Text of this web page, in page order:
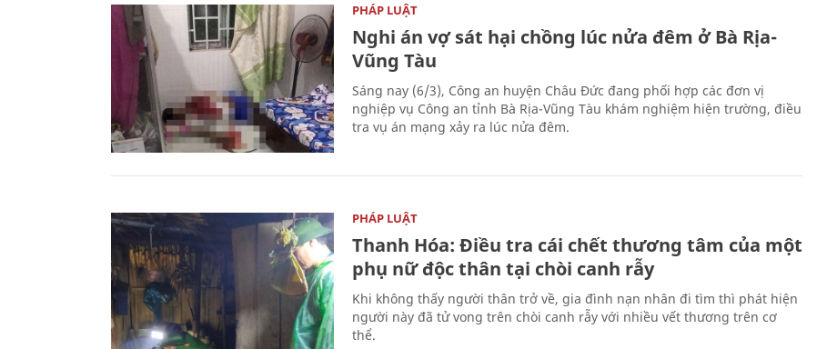
PHÁP LUẬT
Nghi án vợ sát hại chồng lúc nửa đêm ở Bà Rịa-
Vũng Tàu
Sáng nay (6/3), Công an huyện Châu Đức đang phối hợp các đơn vị
nghiệp vụ Công an tỉnh Bà Rịa-Vũng Tàu khám nghiệm hiện trường, điều
tra vụ án mạng xảy ra lúc nửa đêm.
PHÁP LUẬT
Thanh Hóa: Điều tra cái chết thương tâm của một
phụ nữ độc thân tại chòi canh rẫy
Khi không thấy người thân trở về, gia đình nạn nhân đi tìm thì phát hiện
người này đã tử vong trên chòi canh rẫy với nhiều vết thương trên cơ
thể.